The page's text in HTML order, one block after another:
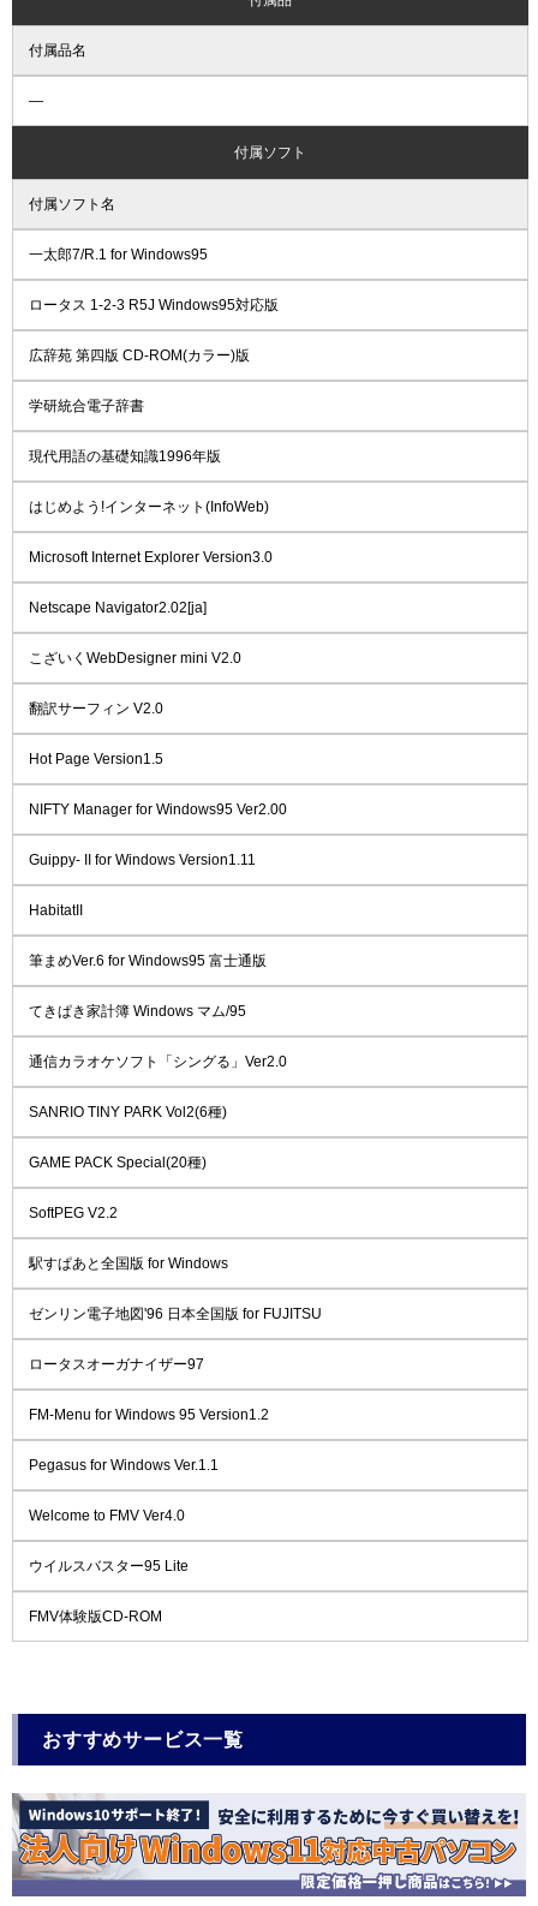
付属品名
―
付属ソフト
付属ソフト名
一太郎7/R.1 for Windows95
ロータス 1-2-3 R5J Windows95対応版
広辞苑 第四版 CD-ROM(カラー)版
学研統合電子辞書
現代用語の基礎知識1996年版
はじめよう!インターネット(InfoWeb)
Microsoft Internet Explorer Version3.0
Netscape Navigator2.02[ja]
こざいくWebDesigner mini V2.0
翻訳サーフィン V2.0
Hot Page Version1.5
NIFTY Manager for Windows95 Ver2.00
Guippy- II for Windows Version1.11
HabitatII
筆まめVer.6 for Windows95 富士通版
てきぱき家計簿 Windows マム/95
通信カラオケソフト「シングる」Ver2.0
SANRIO TINY PARK Vol2(6種)
GAME PACK Special(20種)
SoftPEG V2.2
駅すぱあと全国版 for Windows
ゼンリン電子地図'96 日本全国版 for FUJITSU
ロータスオーガナイザー97
FM-Menu for Windows 95 Version1.2
Pegasus for Windows Ver.1.1
Welcome to FMV Ver4.0
ウイルスバスター95 Lite
FMV体験版CD-ROM
おすすめサービス一覧